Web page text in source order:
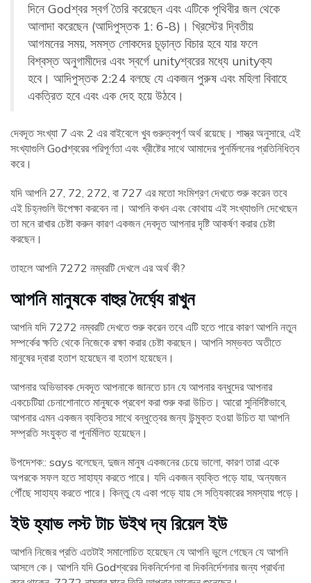
দিনে Godশ্বর স্বর্গ তৈরি করেছেন এবং এটিকে পৃথিবীর জল থেকে
আলাদা করেছেন (আদিপুস্তক 1: 6-8)। খ্রিস্টের দ্বিতীয়
আগমনের সময়, সমস্ত লোকদের চূড়ান্ত বিচার হবে যার ফলে
বিশ্বস্ত অনুগামীদের এবং স্বর্গে unityশ্বরের মধ্যে unityক্য
হবে। আদিপুস্তক 2:24 বলছে যে একজন পুরুষ এবং মহিলা বিবাহে
একত্রিত হবে এবং এক দেহ হয়ে উঠবে।
দেবদূত সংখ্যা 7 এবং 2 এর বাইবেলে খুব গুরুত্বপূর্ণ অর্থ রয়েছে। শাস্ত্র অনুসারে, এই
সংখ্যাগুলি Godশ্বরের পরিপূর্ণতা এবং খ্রীষ্টের সাথে আমাদের পুনর্মিলনের প্রতিনিধিত্ব
করে।
যদি আপনি 27, 72, 272, বা 727 এর মতো সংমিশ্রণ দেখতে শুরু করেন তবে
এই চিহ্নগুলি উপেক্ষা করবেন না। আপনি কখন এবং কোথায় এই সংখ্যাগুলি দেখেছেন
তা মনে রাখার চেষ্টা করুন কারণ একজন দেবদূত আপনার দৃষ্টি আকর্ষণ করার চেষ্টা
করছেন।
তাহলে আপনি 7272 নম্বরটি দেখলে এর অর্থ কী?
আপনি মানুষকে বাহুর দৈর্ঘ্যে রাখুন
আপনি যদি 7272 নম্বরটি দেখতে শুরু করেন তবে এটি হতে পারে কারণ আপনি নতুন
সম্পর্কের ক্ষতি থেকে নিজেকে রক্ষা করার চেষ্টা করছেন। আপনি সম্ভবত অতীতে
মানুষের দ্বারা হতাশ হয়েছেন বা হতাশ হয়েছেন।
আপনার অভিভাবক দেবদূত আপনাকে জানতে চান যে আপনার বন্ধুদের আপনার
একচেটিয়া চেনাশোনাতে মানুষকে প্রবেশ করা শুরু করা উচিত। আরো সুনির্দিষ্টভাবে,
আপনার এমন একজন ব্যক্তির সাথে বন্ধুত্বের জন্য উন্মুক্ত হওয়া উচিত যা আপনি
সম্প্রতি সংযুক্ত বা পুনর্মিলিত হয়েছেন।
উপদেশক:: says বলেছেন, দুজন মানুষ একজনের চেয়ে ভালো, কারণ তারা একে
অপরকে সফল হতে সাহায্য করতে পারে। যদি একজন ব্যক্তি পড়ে যায়, অন্যজন
পৌঁছে সাহায্য করতে পারে। কিন্তু যে একা পড়ে যায় সে সত্যিকারের সমস্যায় পড়ে।
ইউ হ্যাভ লস্ট টাচ উইথ দ্য রিয়েল ইউ
আপনি নিজের প্রতি এতটাই সমালোচিত হয়েছেন যে আপনি ভুলে গেছেন যে আপনি
আসলে কে। আপনি যদি Godশ্বরের দিকনির্দেশনা বা দিকনির্দেশনার জন্য প্রার্থনা